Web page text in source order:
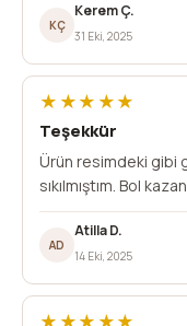
KÇ
Kerem Ç.
31 Eki, 2025
★★★★★
Teşekkür
Ürün resimdeki gibi
sıkılmıştım. Bol
AD
Atilla D.
14 Eki, 2025